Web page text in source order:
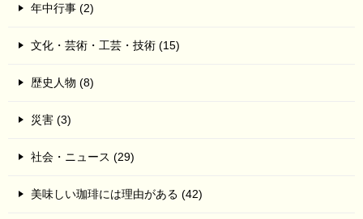
年中行事 (2)
文化・芸術・工芸・技術 (15)
歴史人物 (8)
災害 (3)
社会・ニュース (29)
美味しい珈琲には理由がある (42)